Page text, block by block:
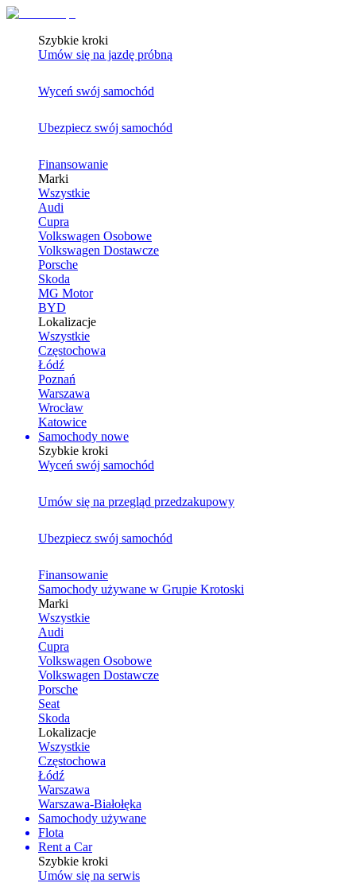
Szybkie kroki
Umów się na jazdę próbną
Wyceń swój samochód
Ubezpiecz swój samochód
Finansowanie
Marki
Wszystkie
Audi
Cupra
Volkswagen Osobowe
Volkswagen Dostawcze
Porsche
Skoda
MG Motor
BYD
Lokalizacje
Wszystkie
Częstochowa
Łódź
Poznań
Warszawa
Wrocław
Katowice
Samochody nowe
Szybkie kroki
Wyceń swój samochód
Umów się na przegląd przedzakupowy
Ubezpiecz swój samochód
Finansowanie
Samochody używane w Grupie Krotoski
Marki
Wszystkie
Audi
Cupra
Volkswagen Osobowe
Volkswagen Dostawcze
Porsche
Seat
Skoda
Lokalizacje
Wszystkie
Częstochowa
Łódź
Warszawa
Warszawa-Białołęka
Samochody używane
Flota
Rent a Car
Szybkie kroki
Umów się na serwis